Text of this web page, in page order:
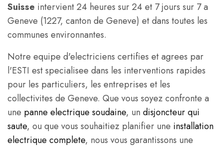
Suisse intervient 24 heures sur 24 et 7 jours sur 7 a
Geneve (1227, canton de Geneve) et dans toutes les
communes environnantes.
Notre equipe d'electriciens certifies et agrees par
l'ESTI est specialisee dans les interventions rapides
pour les particuliers, les entreprises et les
collectivites de Geneve. Que vous soyez confronte a
une panne electrique soudaine, un disjoncteur qui
saute, ou que vous souhaitiez planifier une installation
electrique complete, nous vous garantissons une